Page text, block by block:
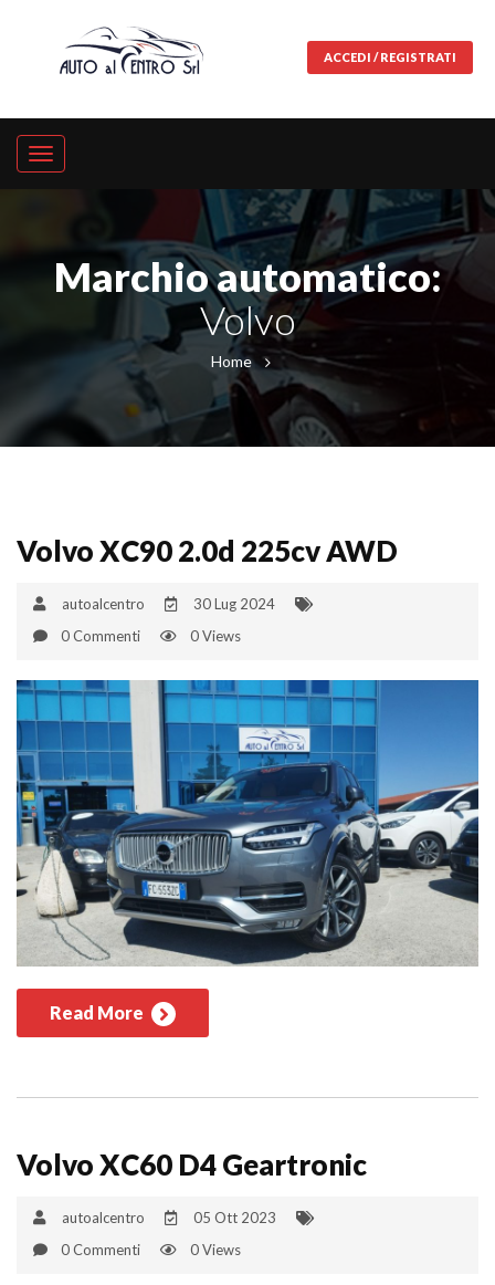
ACCEDI / REGISTRATI
Marchio automatico:
Volvo
Home
Volvo XC90 2.0d 225cv AWD
autoalcentro
30 Lug 2024
0 Commenti
0 Views
Read More
Volvo XC60 D4 Geartronic
autoalcentro
05 Ott 2023
0 Commenti
0 Views